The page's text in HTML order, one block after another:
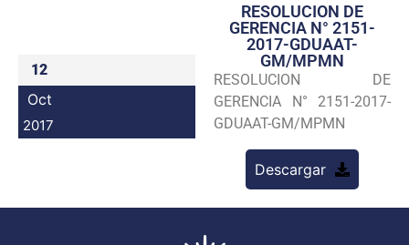
Transparencia
Seguridad
Programas
12
Oct
2017
RESOLUCION DE
GERENCIA N° 2151-
2017-GDUAAT-
GM/MPMN
RESOLUCION DE
GERENCIA N° 2151-2017-
GDUAAT-GM/MPMN
Descargar